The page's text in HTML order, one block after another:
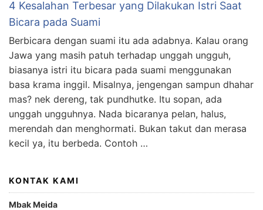
4 Kesalahan Terbesar yang Dilakukan Istri Saat
Bicara pada Suami
Berbicara dengan suami itu ada adabnya. Kalau orang
Jawa yang masih patuh terhadap unggah ungguh,
biasanya istri itu bicara pada suami menggunakan
basa krama inggil. Misalnya, jengengan sampun dhahar
mas? nek dereng, tak pundhutke. Itu sopan, ada
unggah ungguhnya. Nada bicaranya pelan, halus,
merendah dan menghormati. Bukan takut dan merasa
kecil ya, itu berbeda. Contoh …
KONTAK KAMI
Mbak Meida